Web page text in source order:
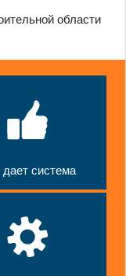
области
дает система